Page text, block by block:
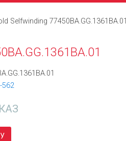
Selfwinding 77450BA.GG.1361BA.01
562